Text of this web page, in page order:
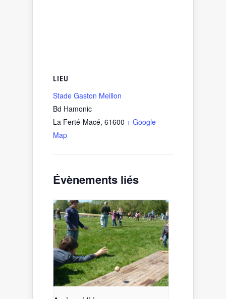
LIEU
Stade Gaston Meillon
Bd Hamonic
La Ferté-Macé, 61600 + Google
Map
Évènements liés